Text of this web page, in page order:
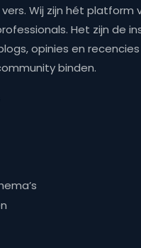
Wij zijn hét platform
Het zijn de
opinies en
binden.